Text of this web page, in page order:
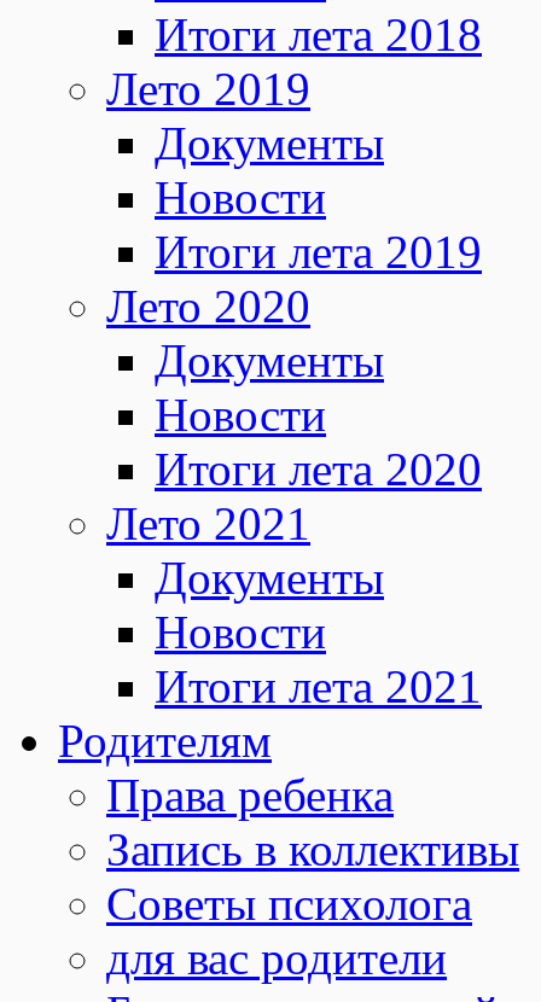
Итоги лета 2018
Лето 2019
Документы
Новости
Итоги лета 2019
Лето 2020
Документы
Новости
Итоги лета 2020
Лето 2021
Документы
Новости
Итоги лета 2021
Родителям
Права ребенка
Запись в коллективы
Советы психолога
для вас родители